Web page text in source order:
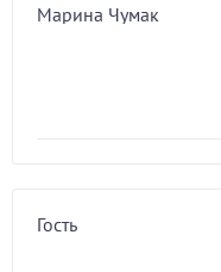
Марина Чумак
Гость